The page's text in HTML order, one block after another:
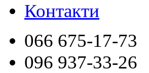
Контакти
066 675-17-73
096 937-33-26